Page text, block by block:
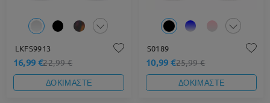
LKFS9913
16,99 €22,99 €
ΔΟΚΙΜΑΣΤΕ
S0189
10,99 €25,99 €
ΔΟΚΙΜΑΣΤΕ